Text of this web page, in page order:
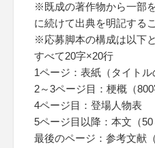
※既成の著作物から一部
に続けて出典を明記する
※応募脚本の構成は以下
すべて20字×20行
1ページ：表紙（タイトル
2～3ページ目：梗概（800
4ページ目：登場人物表
5ページ目以降：本文（50
最後のページ：参考文献